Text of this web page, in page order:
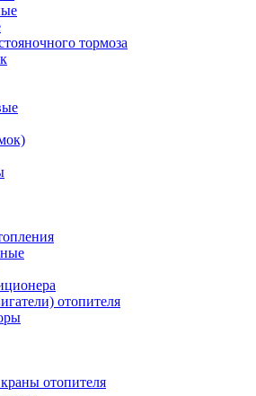
тормоза
отопителя
отопителя